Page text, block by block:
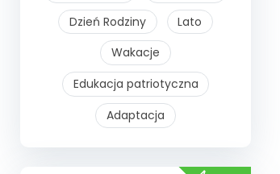
Dzień Rodziny
Lato
Wakacje
Edukacja patriotyczna
Adaptacja